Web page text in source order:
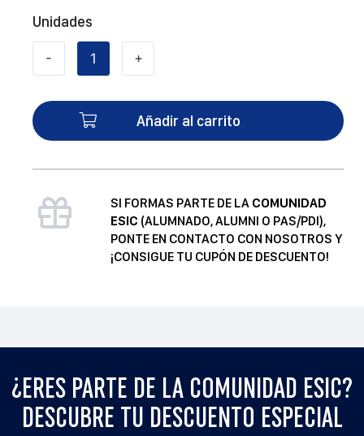
Unidades
-
marcas
en
comunicación
de
valores
cantidad
+
Añadir al carrito
SI FORMAS PARTE DE LA COMUNIDAD
ESIC (ALUMNADO, ALUMNI O PAS/PDI),
PONTE EN CONTACTO CON NOSOTROS Y
¡CONSIGUE TU CUPÓN DE DESCUENTO!
¿ERES PARTE DE LA COMUNIDAD ESIC?
DESCUBRE TU DESCUENTO ESPECIAL